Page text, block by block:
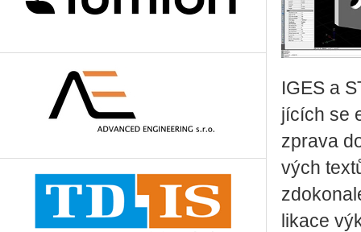
IGES a
jí­cích se
zpra­va
vých
li­ka­ce